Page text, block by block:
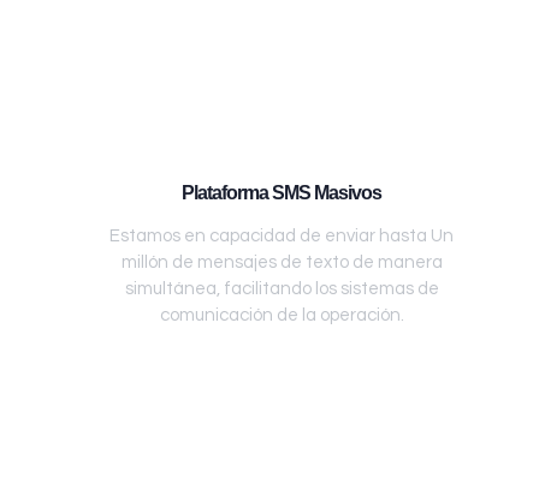
Plataforma SMS Masivos
Estamos en capacidad de enviar hasta Un
millón de mensajes de texto de manera
simultánea, facilitando los sistemas de
comunicación de la operación.